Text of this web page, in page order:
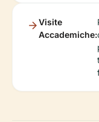
Visite
Accademiche: